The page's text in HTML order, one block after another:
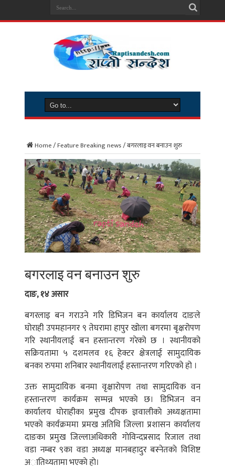
Home/Feature Breaking news/बगरलाइ वन बनाउन शुरु
बगरलाइ वन बनाउन शुरु
दाङ, १४ असार
बगरलाइ बन गराउने गरि डिभिजन बन कार्यालय दाङले
घोराही उपमहानगर ९ तेघरामा हापुर खोला बगरमा बृक्षरोपण
गरि स्थानीयलाई बन हस्तान्तरण गरेको छ । स्थानीयको
सक्रियतामा ५ दशमलव १६ हेक्टर क्षेत्रलाई सामुदायिक
बनका रुपमा शनिबार स्थानीयलाई हस्तान्तरण गरिएको हो ।
उक्त सामुदायिक बनमा वृक्षाराेपण तथा सामुदायिक वन
हस्तान्तरण कार्यक्रम सम्पन्न भएकाे छ। डिभिजन वन
कार्यालय घाेराहीका प्रमुख दीपक ज्ञवालीकाे अध्यक्षतामा
भएकाे कार्यक्रममा प्रमख अतिथि जिल्ला प्रशासन कार्यालय
दाङका प्रमुख जिल्लाअधिकारी गाेविन्दप्रसाद रिजाल तथा
वडा नम्बर ९का वडा अध्यक्ष मानबहादुर बस्नेतकाे विशिष्ट
अातिथ्यतामा भएकाे हाे।